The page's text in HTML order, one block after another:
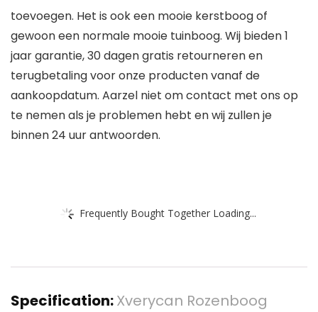
toevoegen. Het is ook een mooie kerstboog of
gewoon een normale mooie tuinboog. Wij bieden 1
jaar garantie, 30 dagen gratis retourneren en
terugbetaling voor onze producten vanaf de
aankoopdatum. Aarzel niet om contact met ons op
te nemen als je problemen hebt en wij zullen je
binnen 24 uur antwoorden.
Frequently Bought Together Loading...
Specification:Xverycan Rozenboog